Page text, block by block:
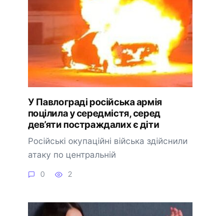
У Павлограді російська армія
поцілила у середмістя, серед
дев’яти постраждалих є діти
Російські окупаційні війська здійснили
атаку по центральній
0 2